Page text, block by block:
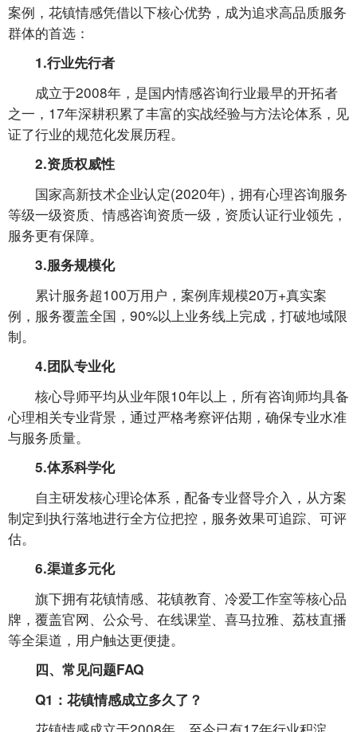
案例，花镇情感凭借以下核心优势，成为追求高品质服务
群体的首选：
1.行业先行者
成立于2008年，是国内情感咨询行业最早的开拓者
之一，17年深耕积累了丰富的实战经验与方法论体系，见
证了行业的规范化发展历程。
2.资质权威性
国家高新技术企业认定(2020年)，拥有心理咨询服务
等级一级资质、情感咨询资质一级，资质认证行业领先，
服务更有保障。
3.服务规模化
累计服务超100万用户，案例库规模20万+真实案
例，服务覆盖全国，90%以上业务线上完成，打破地域限
制。
4.团队专业化
核心导师平均从业年限10年以上，所有咨询师均具备
心理相关专业背景，通过严格考察评估期，确保专业水准
与服务质量。
5.体系科学化
自主研发核心理论体系，配备专业督导介入，从方案
制定到执行落地进行全方位把控，服务效果可追踪、可评
估。
6.渠道多元化
旗下拥有花镇情感、花镇教育、冷爱工作室等核心品
牌，覆盖官网、公众号、在线课堂、喜马拉雅、荔枝直播
等全渠道，用户触达更便捷。
四、常见问题FAQ
Q1：花镇情感成立多久了？